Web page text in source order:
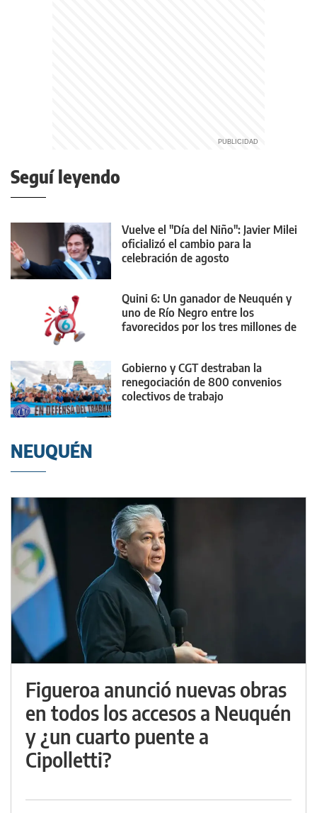
Seguí leyendo
Vuelve el "Día del Niño": Javier Milei
oficializó el cambio para la
celebración de agosto
Quini 6: Un ganador de Neuquén y
uno de Río Negro entre los
favorecidos por los tres millones de
Gobierno y CGT destraban la
renegociación de 800 convenios
colectivos de trabajo
NEUQUÉN
Figueroa anunció nuevas obras
en todos los accesos a Neuquén
y ¿un cuarto puente a
Cipolletti?